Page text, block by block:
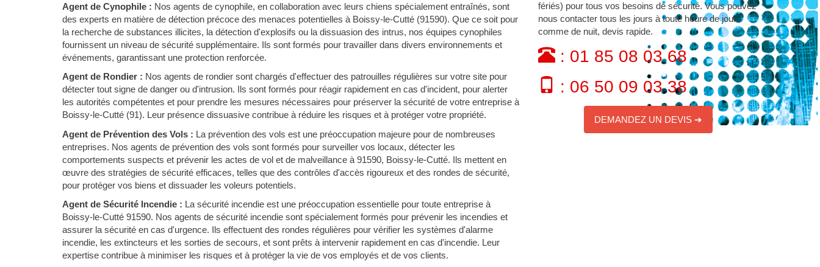
Agent de Cynophile : Nos agents de cynophile, en collaboration avec leurs chiens spécialement entraînés, sont
des experts en matière de détection précoce des menaces potentielles à Boissy-le-Cutté (91590). Que ce soit pour
la recherche de substances illicites, la détection d'explosifs ou la dissuasion des intrus, nos équipes cynophiles
fournissent un niveau de sécurité supplémentaire. Ils sont formés pour travailler dans divers environnements et
événements, garantissant une protection renforcée.
Agent de Rondier : Nos agents de rondier sont chargés d'effectuer des patrouilles régulières sur votre site pour
détecter tout signe de danger ou d'intrusion. Ils sont formés pour réagir rapidement en cas d'incident, pour alerter
les autorités compétentes et pour prendre les mesures nécessaires pour préserver la sécurité de votre entreprise à
Boissy-le-Cutté (91). Leur présence dissuasive contribue à réduire les risques et à protéger votre propriété.
Agent de Prévention des Vols : La prévention des vols est une préoccupation majeure pour de nombreuses
entreprises. Nos agents de prévention des vols sont formés pour surveiller vos locaux, détecter les
comportements suspects et prévenir les actes de vol et de malveillance à 91590, Boissy-le-Cutté. Ils mettent en
œuvre des stratégies de sécurité efficaces, telles que des contrôles d'accès rigoureux et des rondes de sécurité,
pour protéger vos biens et dissuader les voleurs potentiels.
Agent de Sécurité Incendie : La sécurité incendie est une préoccupation essentielle pour toute entreprise à
Boissy-le-Cutté 91590. Nos agents de sécurité incendie sont spécialement formés pour prévenir les incendies et
assurer la sécurité en cas d'urgence. Ils effectuent des rondes régulières pour vérifier les systèmes d'alarme
incendie, les extincteurs et les sorties de secours, et sont prêts à intervenir rapidement en cas d'incendie. Leur
expertise contribue à minimiser les risques et à protéger la vie de vos employés et de vos clients.
fériés) pour tous vos besoins de sécurité. Vous pouvez
nous contacter tous les jours à toute heure de jour
comme de nuit, devis rapide.
: 01 85 08 03 68
: 06 50 09 03 38
DEMANDEZ UN DEVIS ➔